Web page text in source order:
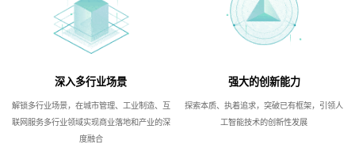
深入多行业场景
解锁多行业场景，在城市管理、工业制造、互
联网服务多行业领域实现商业落地和产业的深
度融合
强大的创新能力
探索本质、执着追求，突破已有框架，引领人
工智能技术的创新性发展